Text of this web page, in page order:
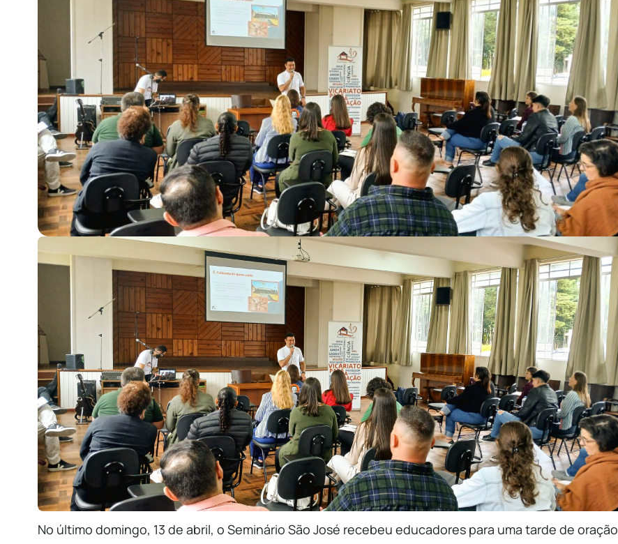
No último domingo, 13 de abril, o Seminário São José recebeu educadores para uma tarde de oração